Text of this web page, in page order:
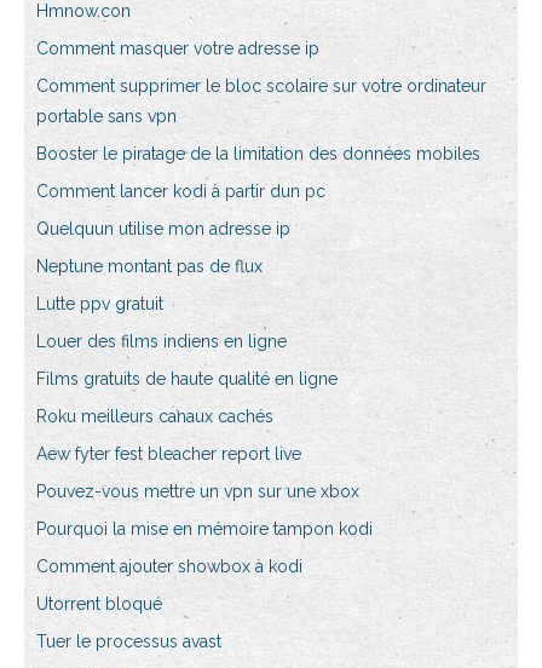
Hmnow.con
Comment masquer votre adresse ip
Comment supprimer le bloc scolaire sur votre ordinateur
portable sans vpn
Booster le piratage de la limitation des données mobiles
Comment lancer kodi à partir dun pc
Quelquun utilise mon adresse ip
Neptune montant pas de flux
Lutte ppv gratuit
Louer des films indiens en ligne
Films gratuits de haute qualité en ligne
Roku meilleurs canaux cachés
Aew fyter fest bleacher report live
Pouvez-vous mettre un vpn sur une xbox
Pourquoi la mise en mémoire tampon kodi
Comment ajouter showbox à kodi
Utorrent bloqué
Tuer le processus avast